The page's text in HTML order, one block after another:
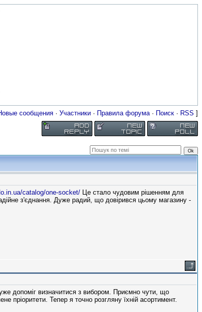
сообщения · Участники · Правила форума· Поиск · RSS ]
catalog/one-socket/ Це стало чудовим рішенням для
з'єднання. Дуже радий, що довірився цьому магазину -
допоміг визначитися з вибором. Приємно чути, що
пріоритети. Тепер я точно розгляну їхній асортимент.